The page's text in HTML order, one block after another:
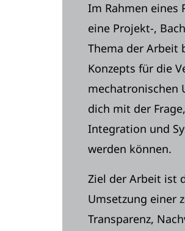
Im Rahmen eines
eine Projekt-,
Thema der Arbeit
Konzepts für die
mechatronischen
dich mit der
Integration und
werden können.
Ziel der Arbeit ist
Umsetzung einer
Transparenz,